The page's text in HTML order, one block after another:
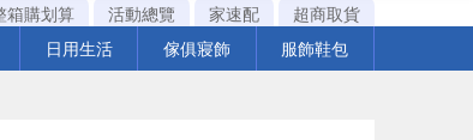
箱購划算 活動總覽 家速配
超商取貨
日用生活 傢俱寢飾 服飾鞋包